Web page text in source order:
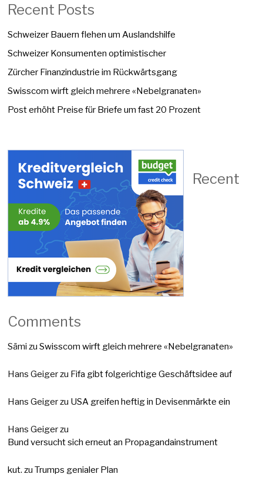
Recent Posts
Schweizer Bauern flehen um Auslandshilfe
Schweizer Konsumenten optimistischer
Zürcher Finanzindustrie im Rückwärtsgang
Swisscom wirft gleich mehrere «Nebelgranaten»
Post erhöht Preise für Briefe um fast 20 Prozent
Recent
Comments
Sämi zuSwisscom wirft gleich mehrere «Nebelgranaten»
Hans Geigerzu Fifa gibt folgerichtige Geschäftsidee auf
Hans Geigerzu USA greifen heftig in Devisenmärkte ein
Hans Geigerzu
Bund versucht sich erneut an Propagandainstrument
kut. zuTrumps genialer Plan